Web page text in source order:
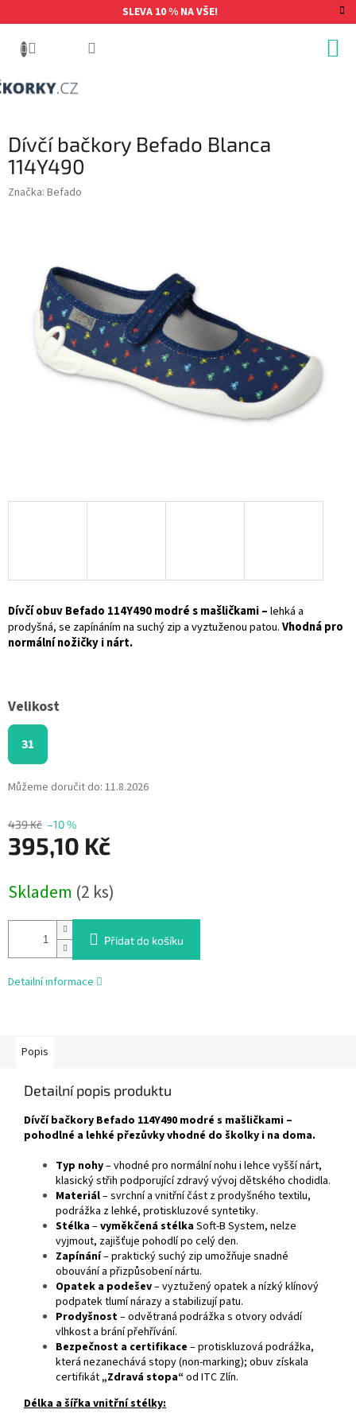
na
SLEVA 10 % NA VŠE!
Dívčí bačkory Befado Blanca
114Y490
Značka: Befado
439 Kč –10 %
395,10 Kč
cena:
Skladem (2 ks)
Velikost
31
Můžeme doručit do: 11.8.2026
Přidat do košíku
Dívčí obuv Befado 114Y490 modré s mašličkami –lehká a
prodyšná, se zapínáním na suchý zip a vyztuženou patou.Vhodná pro
normální nožičky i nárt.
Detailní informace
Popis
Detailní popis produktu
Dívčí bačkory Befado 114Y490 modré s mašličkami –
pohodlné a lehké přezůvky vhodné do školky i na doma.
Typ nohy– vhodné pro normální nohu i lehce vyšší nárt,
klasický střih podporující zdravý vývoj dětského chodidla.
Materiál– svrchní a vnitřní část z prodyšného textilu,
podrážka z lehké, protiskluzové syntetiky.
Stélka–vyměkčená stélkaSoft‑B System, nelze
vyjmout, zajišťuje pohodlí po celý den.
Zapínání– praktický suchý zip umožňuje snadné
obouvání a přizpůsobení nártu.
Opatek a podešev– vyztužený opatek a nízký klínový
podpatek tlumí nárazy a stabilizují patu.
Prodyšnost– odvětraná podrážka s otvory odvádí
vlhkost a brání přehřívání.
Bezpečnost a certifikace – protiskluzová podrážka,
která nezanechává stopy (non-marking); obuv získala
certifikát„Zdravá stopa“ od ITC Zlín.
Délka a šířka vnitřní stélky: